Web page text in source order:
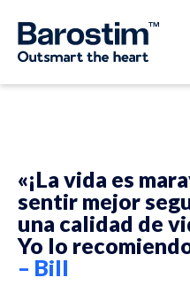
«¡La vida es
sentir mejor
una calidad de
Yo lo
– Bill